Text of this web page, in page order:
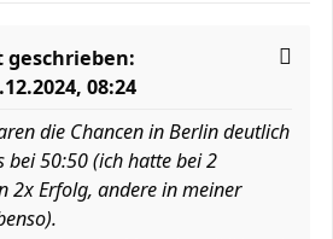
geschrieben:
08:24
die Chancen in Berlin deutlich
bei 50:50 (ich hatte bei 2
2x Erfolg, andere in meiner